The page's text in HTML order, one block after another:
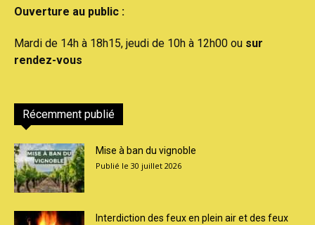
Ouverture au public :
Mardi de 14h à 18h15, jeudi de 10h à 12h00 ou sur
rendez-vous
Récemment publié
Mise à ban du vignoble
30 juillet 2026
Interdiction des feux en plein air et des feux